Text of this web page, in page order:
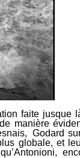
faite jusque
manière
, Godard
globale, et